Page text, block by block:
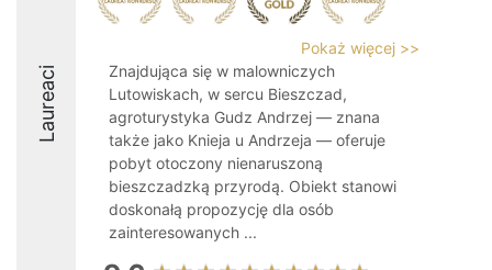
Laureaci
Pokaż więcej >>
Znajdująca się w malowniczych
Lutowiskach, w sercu Bieszczad,
agroturystyka Gudz Andrzej — znana
także jako Knieja u Andrzeja — oferuje
pobyt otoczony nienaruszoną
bieszczadzką przyrodą. Obiekt stanowi
doskonałą propozycję dla osób
zainteresowanych ...